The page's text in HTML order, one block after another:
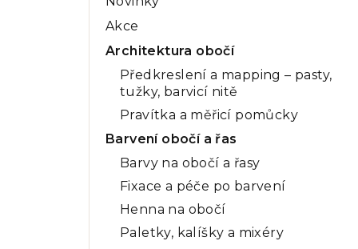
Akce
Architektura obočí
Předkreslení a mapping – pasty,
tužky, barvicí nitě
Pravítka a měřicí pomůcky
Barvení obočí a řas
Barvy na obočí a řasy
Fixace a péče po barvení
Henna na obočí
Paletky, kalíšky a mixéry